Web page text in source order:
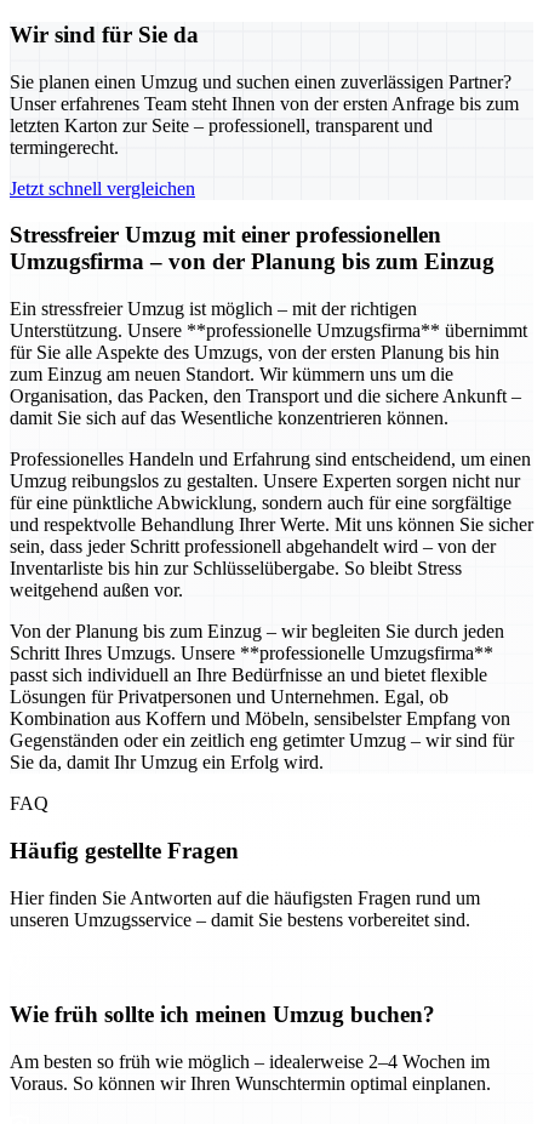
Wir sind für Sie da
Sie planen einen Umzug und suchen einen zuverlässigen Partner?
Unser erfahrenes Team steht Ihnen von der ersten Anfrage bis zum
letzten Karton zur Seite – professionell, transparent und
termingerecht.
Jetzt schnell vergleichen
Stressfreier Umzug mit einer professionellen
Umzugsfirma – von der Planung bis zum Einzug
Ein stressfreier Umzug ist möglich – mit der richtigen
Unterstützung. Unsere **professionelle Umzugsfirma** übernimmt
für Sie alle Aspekte des Umzugs, von der ersten Planung bis hin
zum Einzug am neuen Standort. Wir kümmern uns um die
Organisation, das Packen, den Transport und die sichere Ankunft –
damit Sie sich auf das Wesentliche konzentrieren können.
Professionelles Handeln und Erfahrung sind entscheidend, um einen
Umzug reibungslos zu gestalten. Unsere Experten sorgen nicht nur
für eine pünktliche Abwicklung, sondern auch für eine sorgfältige
und respektvolle Behandlung Ihrer Werte. Mit uns können Sie sicher
sein, dass jeder Schritt professionell abgehandelt wird – von der
Inventarliste bis hin zur Schlüsselübergabe. So bleibt Stress
weitgehend außen vor.
Von der Planung bis zum Einzug – wir begleiten Sie durch jeden
Schritt Ihres Umzugs. Unsere **professionelle Umzugsfirma**
passt sich individuell an Ihre Bedürfnisse an und bietet flexible
Lösungen für Privatpersonen und Unternehmen. Egal, ob
Kombination aus Koffern und Möbeln, sensibelster Empfang von
Gegenständen oder ein zeitlich eng getimter Umzug – wir sind für
Sie da, damit Ihr Umzug ein Erfolg wird.
FAQ
Häufig gestellte Fragen
Hier finden Sie Antworten auf die häufigsten Fragen rund um
unseren Umzugsservice – damit Sie bestens vorbereitet sind.
Wie früh sollte ich meinen Umzug buchen?
Am besten so früh wie möglich – idealerweise 2–4 Wochen im
Voraus. So können wir Ihren Wunschtermin optimal einplanen.